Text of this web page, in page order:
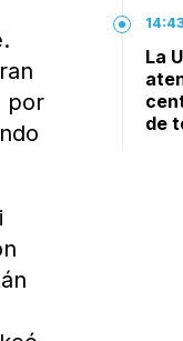
por
14:43
La
de